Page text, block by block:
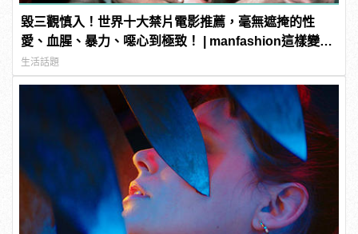
毀三觀慎入！世界十大禁片電影推薦，毫無遮掩的性
愛、血腥、暴力、噁心到極致！ | manfashion這樣變型
男
生活話題